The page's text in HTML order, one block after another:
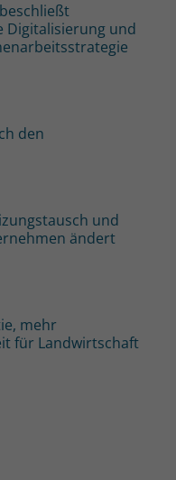
Digitalisierung und
den
und
ändert
mehr
für Landwirtschaft